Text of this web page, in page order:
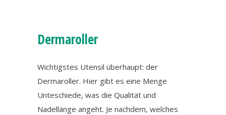
Dermaroller
Wichtigstes Utensil überhaupt: der
Dermaroller. Hier gibt es eine Menge
Unteschiede, was die Qualität und
Nadellänge angeht. Je nachdem, welches